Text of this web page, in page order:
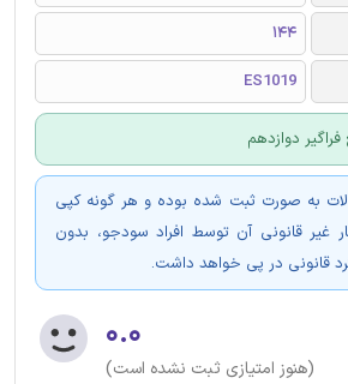
144
ES1019
دوازدهم
به صورت ثبت شده بوده و هر گونه کپی
غیر قانونی آن توسط افراد سودجو، بدون
قانونی در پی خواهد داشت.
۰.۰
(هنوز امتیازی ثبت نشده است)